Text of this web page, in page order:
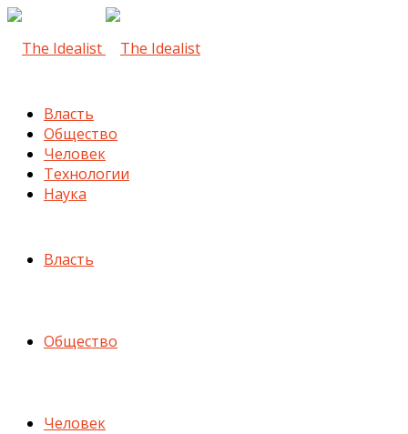
Власть
Общество
Человек
Технологии
Наука
Власть
Общество
Человек